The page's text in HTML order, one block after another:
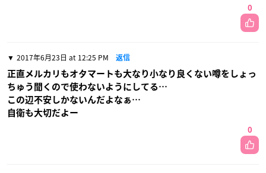
0
2017年6月23日 at 12:25 PM 返信
正直メルカリもオタマートも大なり小なり良くない噂をしょっ
ちゅう聞くので使わないようにしてる…
この辺不安しかないんだよなぁ…
自衛も大切だよー
0